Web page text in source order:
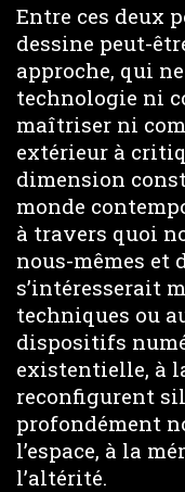
Entre ces deux
dessine peut-
approche, qui
technologie ni
maîtriser ni
extérieur à
dimension
monde
à travers quoi
nous-mêmes et
s’intéresserait
techniques ou
dispositifs
existentielle, à
reconfigurent
profondément
l’espace, à la
l’altérité.